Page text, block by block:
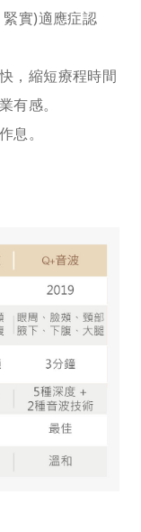
實)適應症認
，縮短療程時間
有感。
息。